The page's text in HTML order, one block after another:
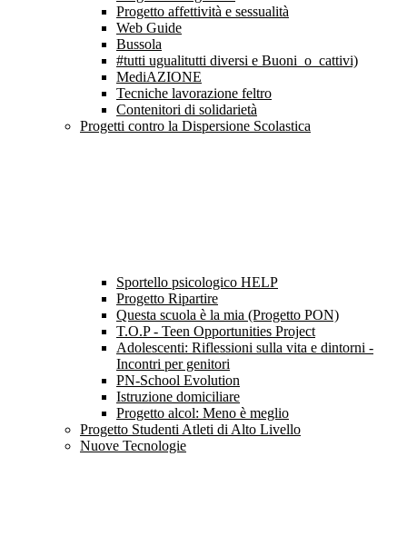
Progetto affettività e sessualità
Web Guide
Bussola
#tutti ugualitutti diversi e Buoni_o_cattivi)
MediAZIONE
Tecniche lavorazione feltro
Contenitori di solidarietà
Progetti contro la Dispersione Scolastica
Sportello psicologico HELP
Progetto Ripartire
Questa scuola è la mia (Progetto PON)
T.O.P - Teen Opportunities Project
Adolescenti: Riflessioni sulla vita e dintorni -
Incontri per genitori
PN-School Evolution
Istruzione domiciliare
Progetto alcol: Meno è meglio
Progetto Studenti Atleti di Alto Livello
Nuove Tecnologie